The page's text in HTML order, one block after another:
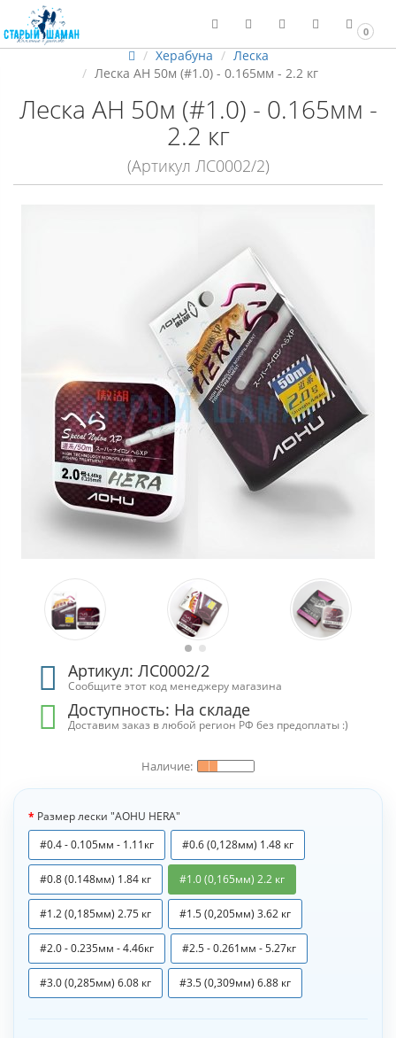
0
Херабуна
Леска
Леска АН 50м (#1.0) - 0.165мм - 2.2 кг
Леска АН 50м (#1.0) - 0.165мм -
2.2 кг
(Артикул ЛС0002/2)
Артикул: ЛС0002/2
Сообщите этот код менеджеру магазина
Доступность: На складе
Доставим заказ в любой регион РФ без предоплаты :)
Размер лески "AOHU HERA"
#0.4 - 0.105мм - 1.11кг
#0.6 (0,128мм) 1.48 кг
#0.8 (0.148мм) 1.84 кг #1.0 (0,165мм) 2.2 кг
#1.2 (0,185мм) 2.75 кг #1.5 (0,205мм) 3.62 кг
#2.0 - 0.235мм - 4.46кг #2.5 - 0.261мм - 5.27кг
#3.0 (0,285мм) 6.08 кг #3.5 (0,309мм) 6.88 кг